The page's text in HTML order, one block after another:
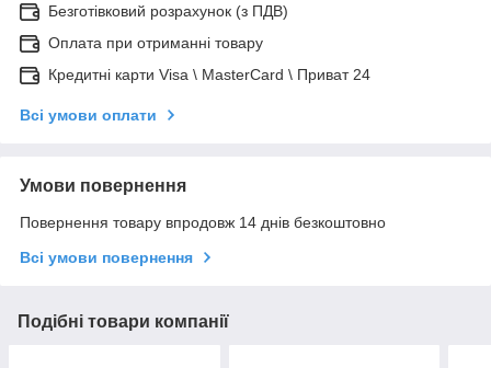
Безготівковий розрахунок (з ПДВ)
Оплата при отриманні товару
Кредитні карти Visa \ MasterCard \ Приват 24
Всі умови оплати
Умови повернення
Повернення товару впродовж 14 днів безкоштовно
Всі умови повернення
Подібні товари компанії